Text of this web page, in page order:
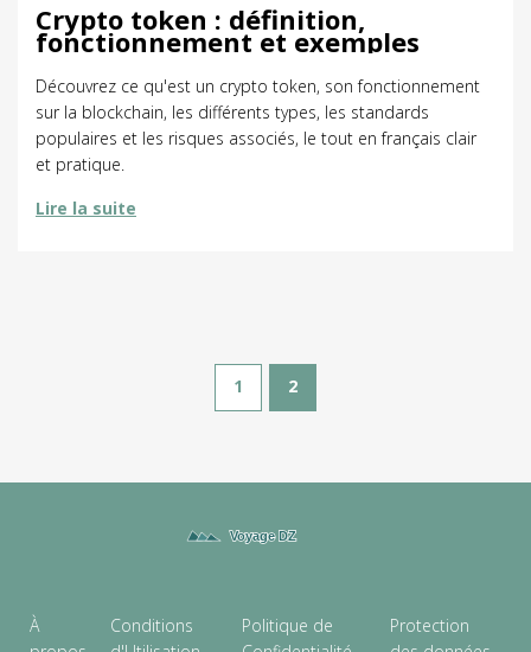
Crypto token : définition,
fonctionnement et exemples
Découvrez ce qu'est un crypto token, son fonctionnement
sur la blockchain, les différents types, les standards
populaires et les risques associés, le tout en français clair
et pratique.
Lire la suite
1 2
À
Conditions
Politique de
Protection